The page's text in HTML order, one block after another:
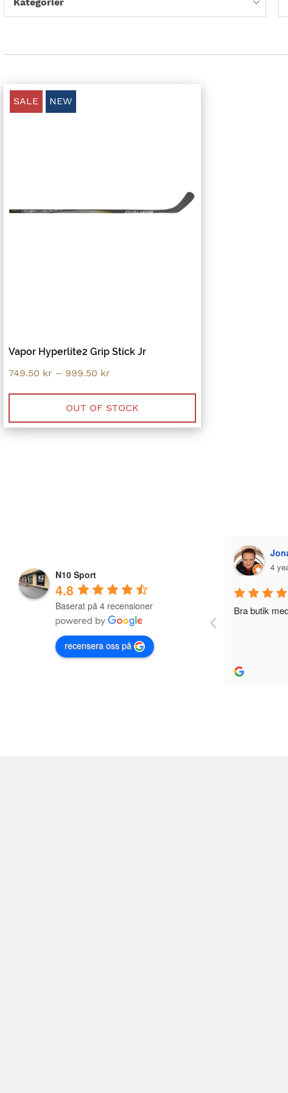
SALE NEW
Vapor Hyperlite2 Grip Stick Jr
749.50 kr – 999.50 kr
749.50 kr
through
999.50 kr
OUT OF STOCK
N10 Sport
4.8
Baserat på 4 recensioner
recensera oss på
Bra butik med Bra utbud och reapriser